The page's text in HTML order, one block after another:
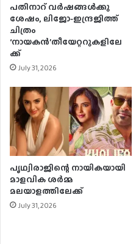
പതിനാറ് വര്‍ഷങ്ങള്‍ക്കു
ശേഷം, ലിജോ-ഇന്ദ്രജിത്ത്
ചിത്രം
‘നായകന്‍’തീയേറ്ററുകളിലേ
ക്ക്
July 31, 2026
പൃഥ്വിരാജിന്റെ നായികയായി
മാളവിക ശര്‍മ്മ
മലയാളത്തിലേക്ക്
July 31, 2026